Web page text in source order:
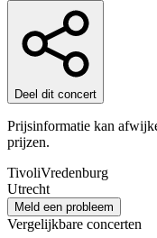
Deel dit concert
Prijsinformatie kan
prijzen.
TivoliVredenburg
Utrecht
Meld een probleem
Vergelijkbare concerten